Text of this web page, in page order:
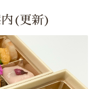
内(更新)